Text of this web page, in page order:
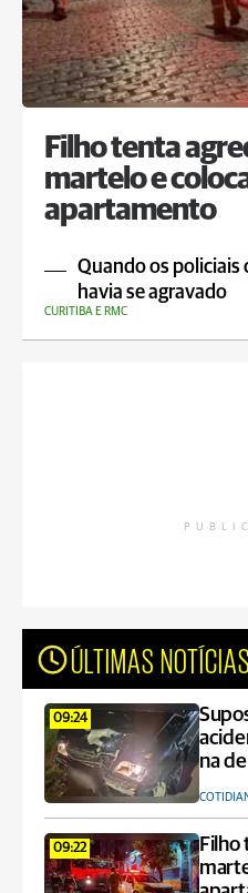
Filho tenta
martelo e
apartamento
Quando os policiais
havia se agravado
CURITIBA E RMC
ÚLTIMAS NOTÍCIAS
09:24
na
09:22
Filho